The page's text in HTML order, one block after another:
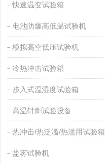
快速温变试验箱
电池防爆高低温试验机
模拟高空低压试验机
冷热冲击试验箱
步入式温湿度试验箱
高温针刺试验设备
热冲击/热泛滥/热滥用试验箱
盐雾试验机